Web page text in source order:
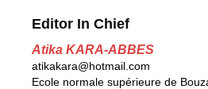
Editor In Chief
Atika KARA-ABBES
atikakara@hotmail.com
Ecole normale supérieure de